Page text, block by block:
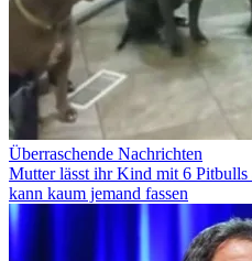
Überraschende Nachrichten
Mutter lässt ihr Kind mit 6 Pitbulls
kann kaum jemand fassen